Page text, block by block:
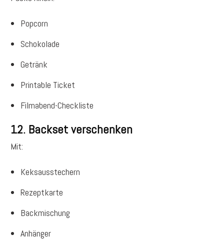
Popcorn
Schokolade
Getränk
Printable Ticket
Filmabend-Checkliste
12. Backset verschenken
Mit:
Keksausstechern
Rezeptkarte
Backmischung
Anhänger